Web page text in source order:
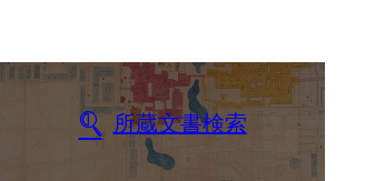
所蔵文書検索